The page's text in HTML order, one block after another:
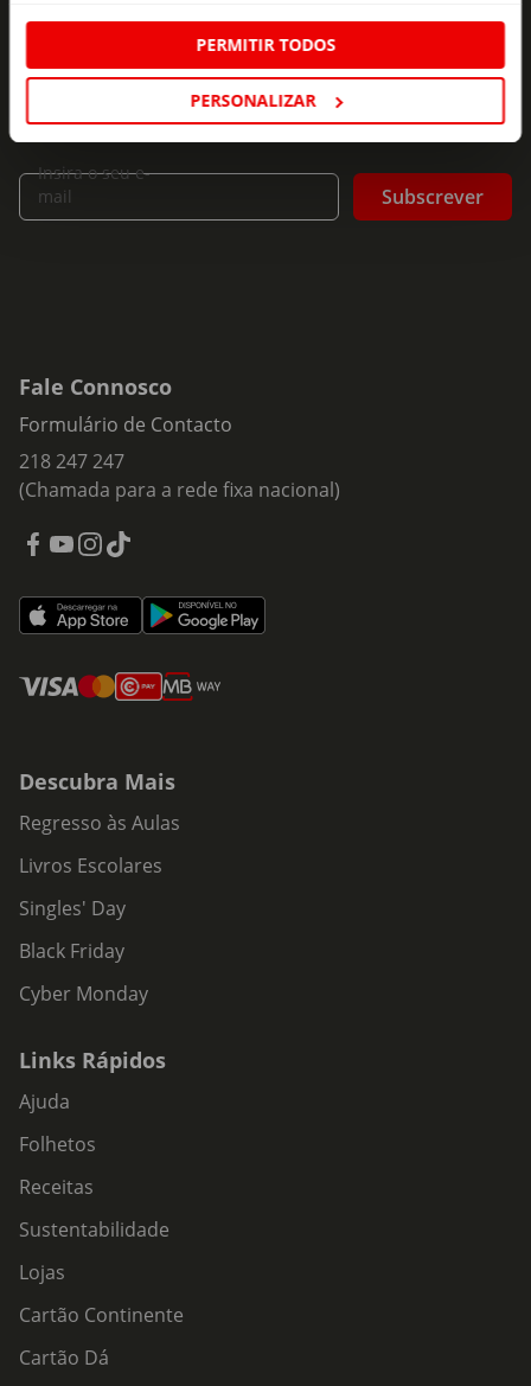
PERMITIR TODOS
PERSONALIZAR
As novidades mais frescas no
Subscreva e descubra campanhas exclusivas,
ofertas e novidades para si.
Insira o seu e-
mail
Subscrever
Fale Connosco
Formulário de Contacto
218 247 247
(Chamada para a rede fixa nacional)
Descubra Mais
Regresso às Aulas
Livros Escolares
Singles' Day
Black Friday
Cyber Monday
Links Rápidos
Ajuda
Folhetos
Receitas
Sustentabilidade
Lojas
Cartão Continente
Cartão Dá